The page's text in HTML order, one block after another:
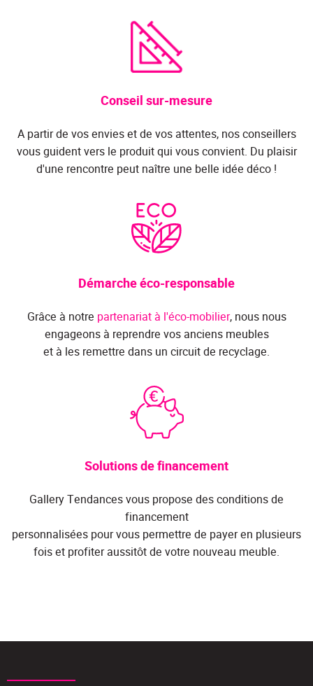
Conseil sur-mesure
A partir de vos envies et de vos attentes, nos conseillers
vous guident vers le produit qui vous convient. Du plaisir
d'une rencontre peut naître une belle idée déco !
Démarche éco-responsable
Grâce à notre partenariat à l'éco-mobilier, nous nous
engageons à reprendre vos anciens meubles
et à les remettre dans un circuit de recyclage.
Solutions de financement
Gallery Tendances vous propose des conditions de
financement
personnalisées pour vous permettre de payer en plusieurs
fois et profiter aussitôt de votre nouveau meuble.